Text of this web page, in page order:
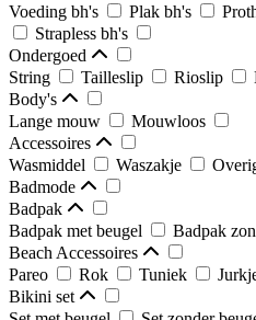
Voeding bh's
Plak bh's
Strapless bh's
Ondergoed
String
Tailleslip Rioslip
Body's
Lange mouw
Mouwloos
Accessoires
Wasmiddel
Waszakje
Badmode
Badpak
Badpak met beugel
Badpak
Beach Accessoires
Pareo
Rok Tuniek
Bikini set